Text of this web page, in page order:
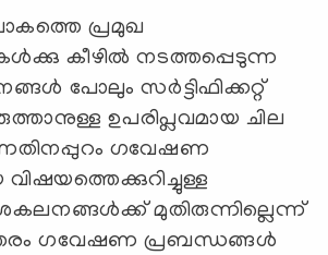
പ്രമുഖ
കീഴില്‍ നടത്തപ്പെടുന്ന
പോലും സര്‍ട്ടിഫിക്കറ്റ്
ഉപരിപ്ലവമായ ചില
ഗവേഷണ
വിഷയത്തെക്കുറിച്ചുള്ള
മുതിരുന്നില്ലെന്ന്
ഗവേഷണ പ്രബന്ധങ്ങള്‍